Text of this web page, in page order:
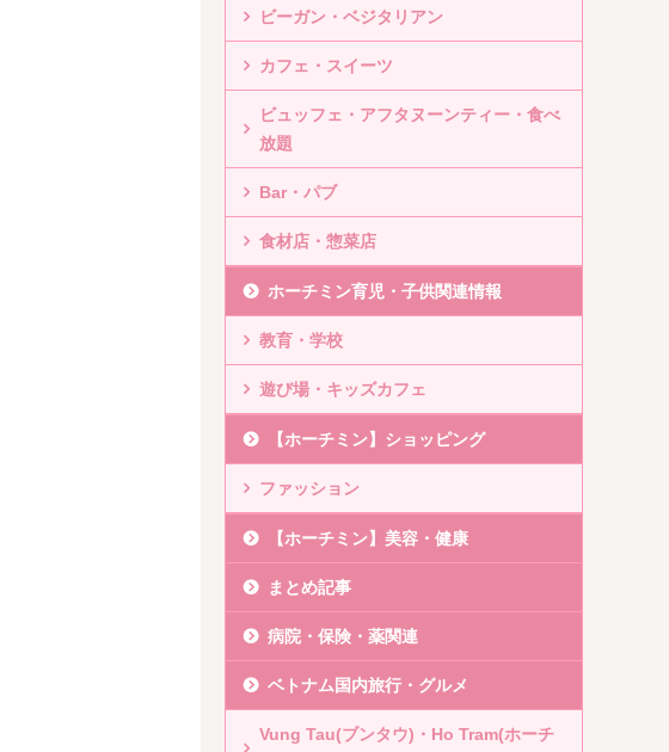
ビーガン・ベジタリアン
カフェ・スイーツ
ビュッフェ・アフタヌーンティー・食べ
放題
Bar・パブ
食材店・惣菜店
ホーチミン育児・子供関連情報
教育・学校
遊び場・キッズカフェ
【ホーチミン】ショッピング
ファッション
【ホーチミン】美容・健康
まとめ記事
病院・保険・薬関連
ベトナム国内旅行・グルメ
Vung Tau(ブンタウ)・Ho Tram(ホーチ